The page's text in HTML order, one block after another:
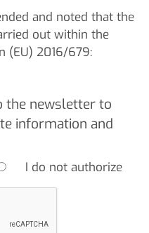
and noted that the
out within the
(EU) 2016/679:
the newsletter to
information and
I do not authorize